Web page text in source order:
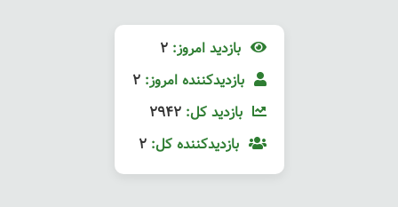
بازدید امروز: 2
بازدیدکننده امروز: 2
بازدید کل: 2942
بازدیدکننده کل: 2